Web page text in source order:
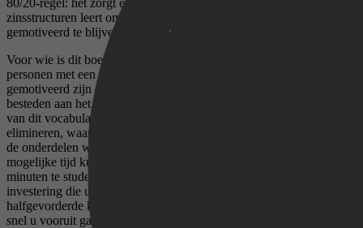
zinsstructuren leert om u te helpen snel vooruitgang te boeken en
gemotiveerd te blijven.
Voor wie is dit boek bedoeld? Dit boek is bedoeld voor beginners of
personen met een halfgevorderde kennis van het Bulgaars die
gemotiveerd zijn en bereid zijn om dagelijks 15 tot 20 minuten te
besteden aan het leren van woordenschat. De eenvoudige structuur
van dit vocabulaireboek kwam tot stand door alle onnodige zaken te
elimineren, waardoor de leerinspanning zich uitsluitend toespitst op
de onderdelen waarmee u de grootste vooruitgang in de kortst
mogelijke tijd kunt boeken. Als u bereid bent om elke dag 20
minuten te studeren, dan is dit boek waarschijnlijk de beste
investering die u kunt doen als beginner of als iemand met een
halfgevorderde kennis van het Bulgaars. U zult verrast zijn over hoe
snel u vooruit gaat na amper een paar weken dagelijks oefenen.